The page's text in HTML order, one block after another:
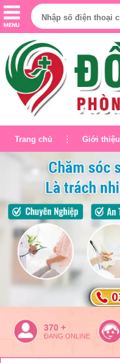
Trang chủ Giới thiệu
370 +
ĐANG ONLINE